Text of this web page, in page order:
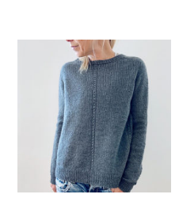
Dieses Produkt weist mehrere Varianten auf. Die Optionen können auf der Produktseite gewählt werden